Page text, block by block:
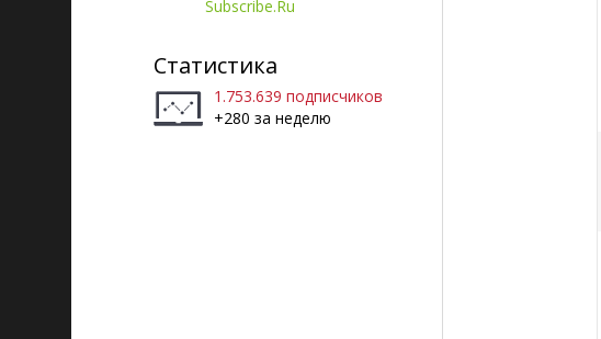
Subscribe.Ru
Статистика
1.753.639 подписчиков
+280 за неделю